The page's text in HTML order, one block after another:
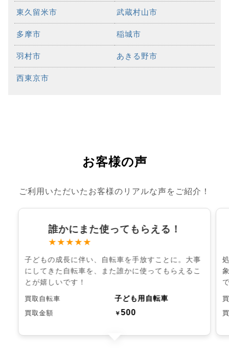
東久留米市 武蔵村山市
多摩市 稲城市
羽村市 あきる野市
西東京市
お客様の声
ご利用いただいたお客様のリアルな声をご紹介！
誰かにまた使ってもらえる！
★★★★★
子どもの成長に伴い、自転車を手放すことに。大事
にしてきた自転車を、また誰かに使ってもらえるこ
とが嬉しいです！
買取自転車 子ども用自転車
買取金額 ￥500